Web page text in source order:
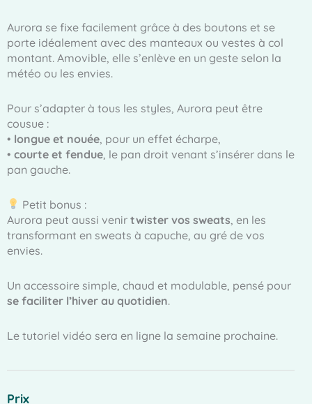
Aurora se fixe facilement grâce à des boutons et se
porte idéalement avec des manteaux ou vestes à col
montant. Amovible, elle s’enlève en un geste selon la
météo ou les envies.
Pour s’adapter à tous les styles, Aurora peut être
cousue :
• longue et nouée, pour un effet écharpe,
• courte et fendue, le pan droit venant s’insérer dans le
pan gauche.
Petit bonus :
Aurora peut aussi venir twister vos sweats, en les
transformant en sweats à capuche, au gré de vos
envies.
Un accessoire simple, chaud et modulable, pensé pour
se faciliter l’hiver au quotidien.
Le tutoriel vidéo sera en ligne la semaine prochaine.
Prix